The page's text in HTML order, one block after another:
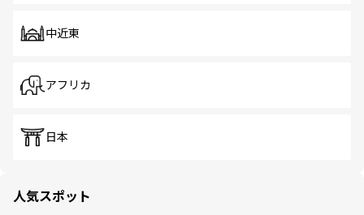
中近東
アフリカ
日本
人気スポット